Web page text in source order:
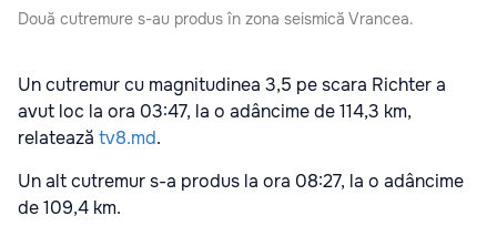
Două cutremure s-au produs în zona seismică Vrancea.
Un cutremur cu magnitudinea 3,5 pe scara Richter a
avut loc la ora 03:47, la o adâncime de 114,3 km,
relatează tv8.md.
Un alt cutremur s-a produs la ora 08:27, la o adâncime
de 109,4 km.